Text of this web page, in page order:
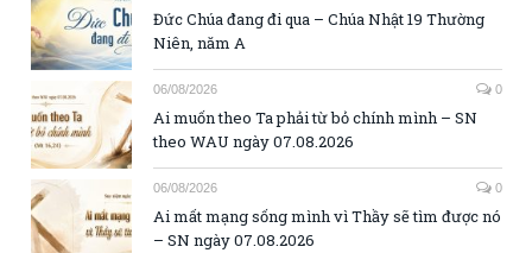
Đức Chúa đang đi qua – Chúa Nhật 19 Thường
Niên, năm A
06/08/2026 0
Ai muốn theo Ta phải từ bỏ chính mình – SN
theo WAU ngày 07.08.2026
06/08/2026 0
Ai mất mạng sống mình vì Thầy sẽ tìm được nó
– SN ngày 07.08.2026